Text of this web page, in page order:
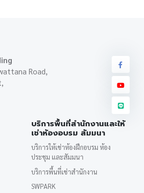
Road,
บริการพื้นที่สำนักงานและให้
เช่าห้องอบรม สัมมนา
บริการให้เช่าห้องฝึกอบรม ห้อง
ประชุม และสัมมนา
บริการพื้นที่เช่าสำนักงาน
SWPARK